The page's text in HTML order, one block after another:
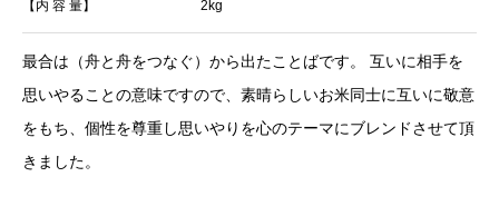
【内 容 量】 2kg
最合は（舟と舟をつなぐ）から出たことばです。 互いに相手を
思いやることの意味ですので、素晴らしいお米同士に互いに敬意
をもち、個性を尊重し思いやりを心のテーマにブレンドさせて頂
きました。